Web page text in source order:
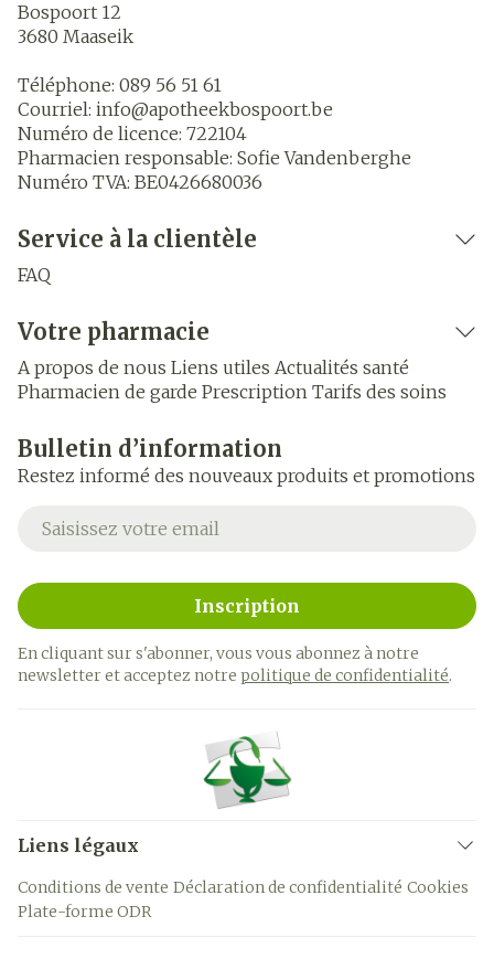
Bospoort 12
3680 Maaseik
Téléphone: 089 56 51 61
Courriel: info@apotheekbospoort.be
Numéro de licence: 722104
Pharmacien responsable: Sofie Vandenberghe
Numéro TVA: BE0426680036
Service à la clientèle
FAQ
Votre pharmacie
A propos de nous Liens utiles Actualités santé
Pharmacien de garde Prescription Tarifs des soins
Bulletin d’information
Restez informé des nouveaux produits et promotions
Adresse mail
Inscription
En cliquant sur s'abonner, vous vous abonnez à notre
newsletter et acceptez notre politique de confidentialité.
Liens légaux
Conditions de vente Déclaration de confidentialité Cookies
Plate-forme ODR